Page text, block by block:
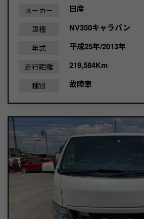
メーカー 日産
車種 NV350キャラバン
年式 平成25年/2013年
走行距離 219,584Km
種別 故障車